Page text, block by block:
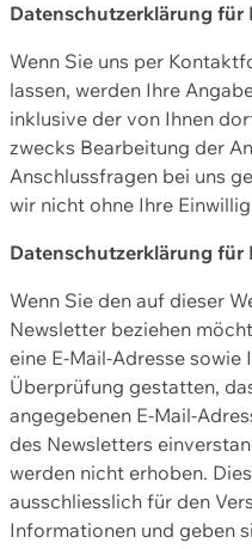
Datenschutzerklärung
Wenn Sie uns per
lassen, werden Ihre
inklusive der von Ihnen
zwecks Bearbeitung der
Anschlussfragen bei uns
wir nicht ohne Ihre
Datenschutzerklärung für
Wenn Sie den auf dieser
Newsletter beziehen
eine E-Mail-Adresse
Überprüfung gestatten,
angegebenen E-Mail-
des Newsletters
werden nicht erhoben.
ausschliesslich für den
Informationen und geben